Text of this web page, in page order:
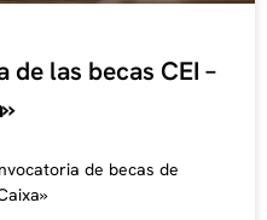
las becas CEI –
de becas de